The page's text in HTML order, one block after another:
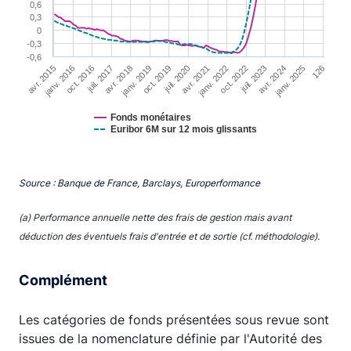
Fonds monétaires
Euribor 6M sur 12 mois glissants
avr. 2015
janv. 2016oct. 2016juil. 2017avr. 2018janv. 2019oct. 2019juil. 2020avr. 2021janv. 2022oct. 2022juil. 2023avr. 2024janv. 2025 126
-0,6
-0,3
0
0,3
0,6
Source : Banque de France, Barclays, Europerformance
(a) Performance annuelle nette des frais de gestion mais avant
déduction des éventuels frais d'entrée et de sortie (cf. méthodologie).
Complément
Les catégories de fonds présentées sous revue sont
issues de la nomenclature définie par l'Autorité des